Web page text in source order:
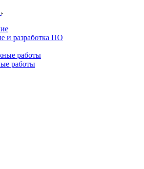
и разработка ПО
работы
работы